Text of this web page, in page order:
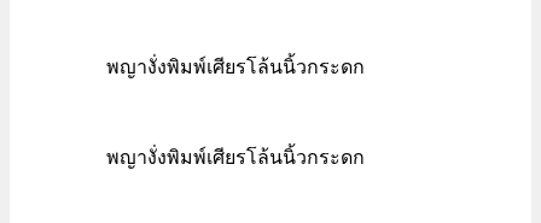
พญางั่งพิมพ์เศียรโล้นนิ้วกระดก
พญางั่งพิมพ์เศียรโล้นนิ้วกระดก